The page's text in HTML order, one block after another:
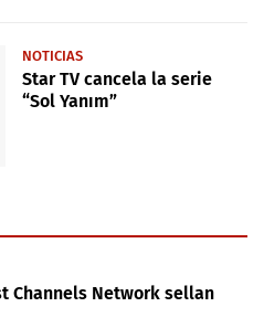
NOTICIAS
Star TV cancela la serie
“Sol Yanım”
Channels Network sellan